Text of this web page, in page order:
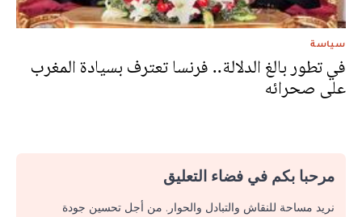
سياسة
في تطور بالغ الدلالة.. فرنسا تعترف بسيادة المغرب
على صحرائه
مرحبا بكم في فضاء التعليق
نريد مساحة للنقاش والتبادل والحوار. من أجل تحسين جودة